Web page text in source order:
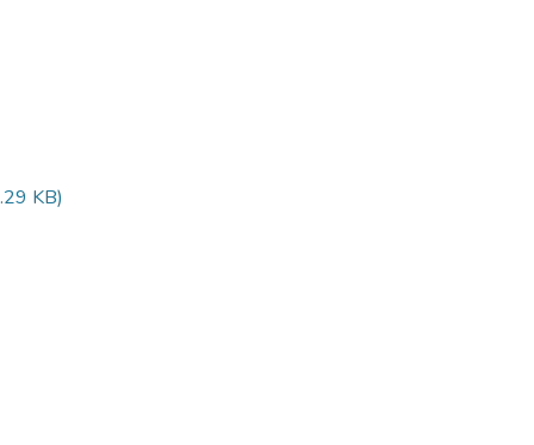
KB)